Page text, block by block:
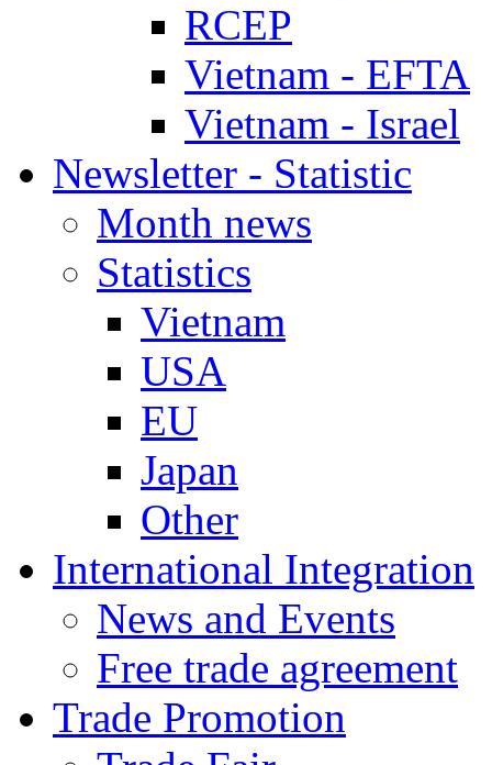
RCEP
Vietnam - EFTA
Vietnam - Israel
Newsletter - Statistic
Month news
Statistics
Vietnam
USA
EU
Japan
Other
International Integration
News and Events
Free trade agreement
Trade Promotion